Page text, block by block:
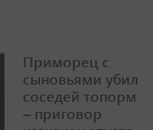
Приморец с
сыновьями убил
соседей топорм
– приговор